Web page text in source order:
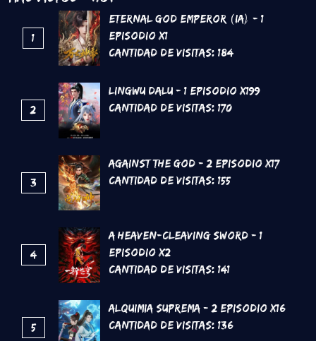
1
Eternal God Emperor (IA) - 1
Episodio x1
Cantidad de Visitas: 184
2
Lingwu Dalu - 1 Episodio x199
Cantidad de Visitas: 170
3
Against the God - 2 Episodio x17
Cantidad de Visitas: 155
4
A Heaven-Cleaving Sword - 1
Episodio x2
Cantidad de Visitas: 141
5
Alquimia Suprema - 2 Episodio x16
Cantidad de Visitas: 136